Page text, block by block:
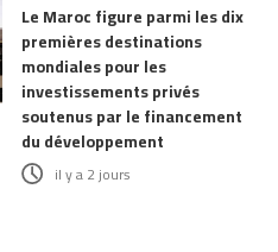
Le Maroc figure parmi les dix
premières destinations
mondiales pour les
investissements privés
soutenus par le financement
du développement
il y a 2 jours